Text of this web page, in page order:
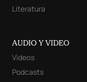
Literatura
AUDIO Y VIDEO
Videos
Podcasts